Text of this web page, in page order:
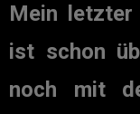
Mein
ist schon
noch mit